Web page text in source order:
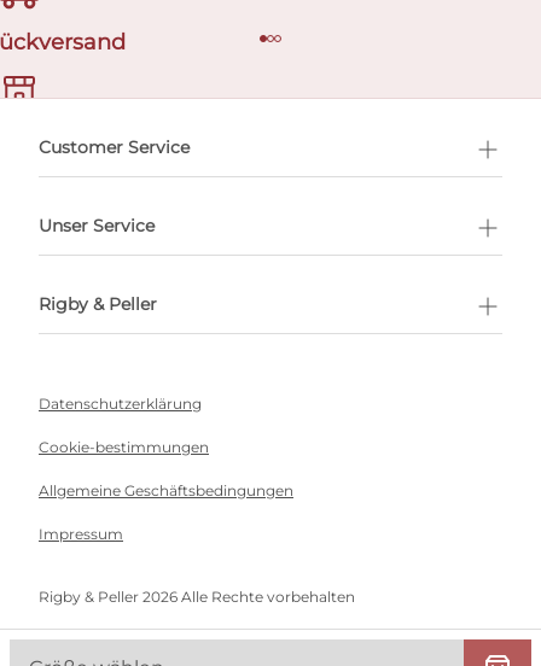
buchen
Customer Service
Unser Service
Rigby & Peller
Datenschutzerklärung
Cookie-bestimmungen
Allgemeine Geschäftsbedingungen
Impressum
Rigby & Peller 2026 Alle Rechte vorbehalten